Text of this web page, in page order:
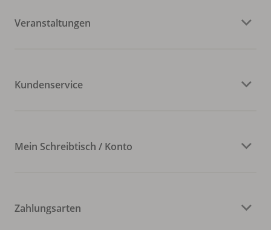
Veranstaltungen
Kundenservice
Mein Schreibtisch / Konto
Zahlungsarten